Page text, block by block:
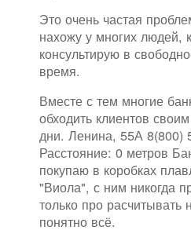
Это очень частая
нахожу у многих людей,
консультирую в
время.
Вместе с тем многие
обходить клиентов
дни. Ленина, 55А 8(800)
Расстояние: 0 метров
покупаю в коробках
"Виола", с ним никогда
только про
понятно всё.